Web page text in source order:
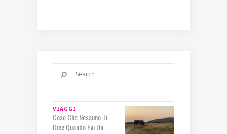
VIAGGI
Cose Che Nessuno Ti
Dice Quando Fai Un